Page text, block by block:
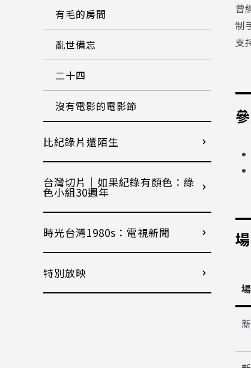
曾
制
支
有毛的房間
亂世備忘
二十四
沒有電影的電影節
比紀錄片還陌生
台灣切片｜如果紀錄有顏色：綠
色小組30週年
時光台灣1980s：電視新聞
特別放映